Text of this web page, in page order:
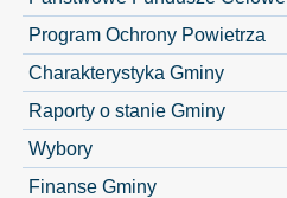
Program Ochrony Powietrza
Charakterystyka Gminy
Raporty o stanie Gminy
Wybory
Finanse Gminy